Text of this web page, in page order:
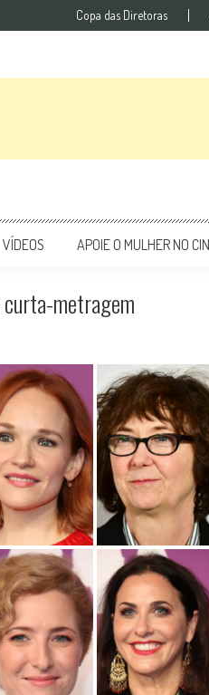
Copa das Diretoras
VÍDEOS APOIE O MULHER NO
curta-metragem